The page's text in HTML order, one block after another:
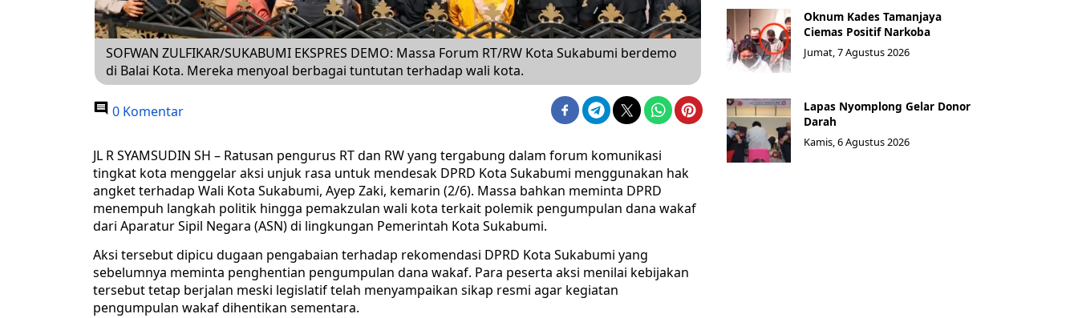
SOFWAN ZULFIKAR/SUKABUMI EKSPRES DEMO: Massa Forum RT/RW Kota Sukabumi berdemo
di Balai Kota. Mereka menyoal berbagai tuntutan terhadap wali kota.
0 Komentar
JL R SYAMSUDIN SH – Ratusan pengurus RT dan RW yang tergabung dalam forum komunikasi
tingkat kota menggelar aksi unjuk rasa untuk mendesak DPRD Kota Sukabumi menggunakan hak
angket terhadap Wali Kota Sukabumi, Ayep Zaki, kemarin (2/6). Massa bahkan meminta DPRD
menempuh langkah politik hingga pemakzulan wali kota terkait polemik pengumpulan dana wakaf
dari Aparatur Sipil Negara (ASN) di lingkungan Pemerintah Kota Sukabumi.
Aksi tersebut dipicu dugaan pengabaian terhadap rekomendasi DPRD Kota Sukabumi yang
sebelumnya meminta penghentian pengumpulan dana wakaf. Para peserta aksi menilai kebijakan
tersebut tetap berjalan meski legislatif telah menyampaikan sikap resmi agar kegiatan
pengumpulan wakaf dihentikan sementara.
Oknum Kades Tamanjaya
Ciemas Positif Narkoba
Jumat, 7 Agustus 2026
Lapas Nyomplong Gelar Donor
Darah
Kamis, 6 Agustus 2026